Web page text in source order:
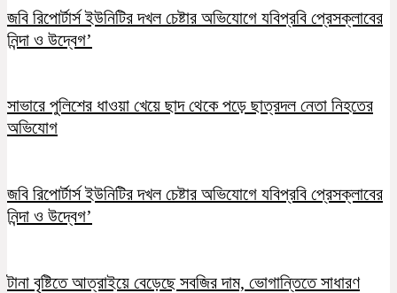
জবি রিপোর্টার্স ইউনিটির দখল চেষ্টার অভিযোগে যবিপ্রবি প্রেসক্লাবের
নিন্দা ও উদ্বেগ’
সাভারে পুলিশের ধাওয়া খেয়ে ছাদ থেকে পড়ে ছাত্রদল নেতা নিহতের
অভিযোগ
জবি রিপোর্টার্স ইউনিটির দখল চেষ্টার অভিযোগে যবিপ্রবি প্রেসক্লাবের
নিন্দা ও উদ্বেগ’
টানা বৃষ্টিতে আত্রাইয়ে বেড়েছে সবজির দাম, ভোগান্তিতে সাধারণ